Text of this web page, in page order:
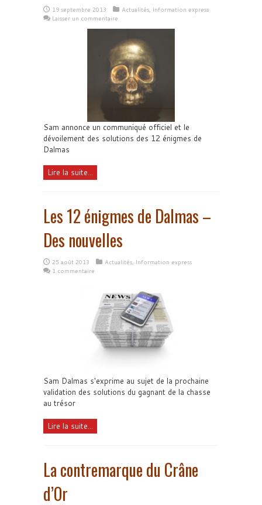
19 septembre 2013 Actualités Information express
Laisser un commentaire
Sam annonce un communiqué officiel et le
dévoilement des solutions des 12 énigmes de
Dalmas
Lire la suite...
Les 12 énigmes de Dalmas –
Des nouvelles
25 août 2013 Actualités, Information express
1 commentaire
Sam Dalmas s'exprime au sujet de la prochaine
validation des solutions du gagnant de la chasse
au trésor
Lire la suite...
La contremarque du Crâne
d’Or